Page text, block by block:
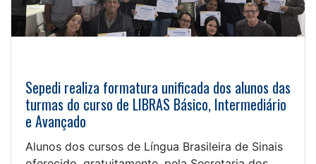
Sepedi realiza formatura unificada dos alunos das
turmas do curso de LIBRAS Básico, Intermediário
e Avançado
Alunos dos cursos de Língua Brasileira de Sinais